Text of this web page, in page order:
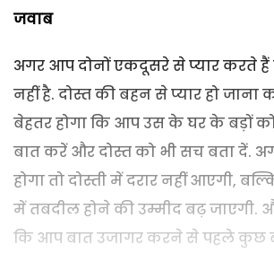
जवाब
अगर आप दोनों एकदूसरे से प्यार करते हैं
नहीं है. दोस्त की बहन से प्यार हो जाना
बेहतर होगा कि आप उस के घर के बड़ों
बात करें और दोस्त को भी सच बता दें.
होगा तो दोस्ती में दरार नहीं आएगी,
में तबदील होने की उम्मीद बढ़ जाएगी.
कि आप बात उजागर करने से पहले कुछ